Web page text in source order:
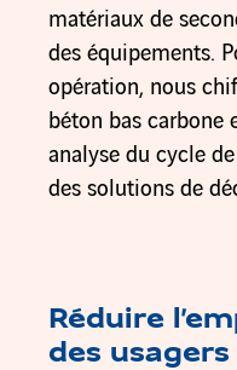
matériaux de
des équipements.
opération, nous
béton bas carbone
analyse du cycle
des solutions de
Réduire
des usagers